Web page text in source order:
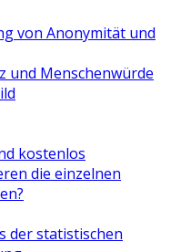
von Anonymität und
und Menschenwürde
kostenlos
die einzelnen
der statistischen